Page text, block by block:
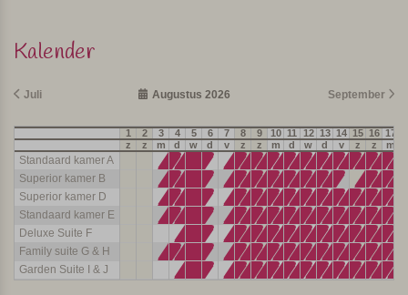
Kalender
Juli Augustus 2026 September
1 2 3 4 5 6 7 8 9 10 11 12 13 14 15 16 17
z
z m d w d v z z m d w d v z z m
Standaard kamer A
Superior kamer B
Superior kamer D
Standaard kamer E
Deluxe Suite F
Family suite G & H
Garden Suite I & J